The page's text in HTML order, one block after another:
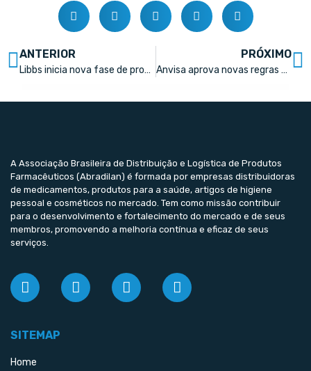
ANTERIOR
Libbs inicia nova fase de programa de inovação aberta e amplia investimentos em startups
PRÓXIMO
Anvisa aprova novas regras para rótulos de medicamentos
A Associação Brasileira de Distribuição e Logística de Produtos
Farmacêuticos (Abradilan) é formada por empresas distribuidoras
de medicamentos, produtos para a saúde, artigos de higiene
pessoal e cosméticos no mercado. Tem como missão contribuir
para o desenvolvimento e fortalecimento do mercado e de seus
membros, promovendo a melhoria contínua e eficaz de seus
serviços.
SITEMAP
Home